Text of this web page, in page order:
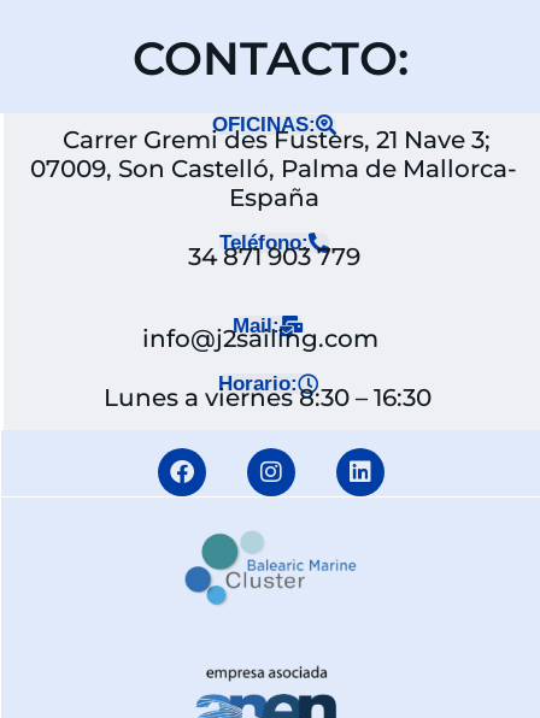
CONTACTO:
OFICINAS:
Carrer Gremi des Fusters, 21 Nave 3;
07009, Son Castelló, Palma de Mallorca-
España
Teléfono:
34 871 903 779
Mail:
info@j2sailing.com
Horario:
Lunes a viernes 8:30 – 16:30